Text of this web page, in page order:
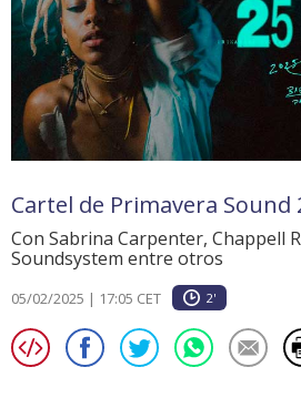
Cartel de Primavera Sound
Con Sabrina Carpenter, Chappell
Soundsystem entre otros
05/02/2025 | 17:05 CET 2'